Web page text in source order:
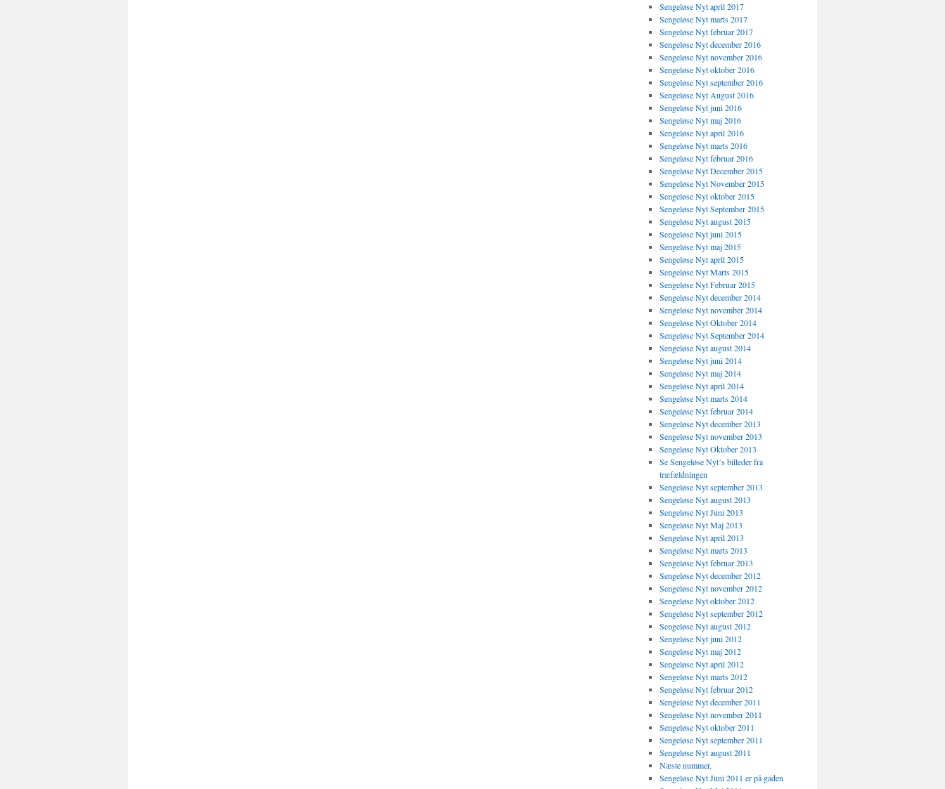
Sengeløse Nyt april 2017
Sengeløse Nyt marts 2017
Sengeløse Nyt februar 2017
Sengeløse Nyt december 2016
Sengeløse Nyt november 2016
Sengeløse Nyt oktober 2016
Sengeløse Nyt september 2016
Sengeløse Nyt August 2016
Sengeløse Nyt juni 2016
Sengeløse Nyt maj 2016
Sengeløse Nyt april 2016
Sengeløse Nyt marts 2016
Sengeløse Nyt februar 2016
Sengeløse Nyt December 2015
Sengeløse Nyt November 2015
Sengeløse Nyt oktober 2015
Sengeløse Nyt September 2015
Sengeløse Nyt august 2015
Sengeløse Nyt juni 2015
Sengeløse Nyt maj 2015
Sengeløse Nyt april 2015
Sengeløse Nyt Marts 2015
Sengeløse Nyt Februar 2015
Sengeløse Nyt december 2014
Sengeløse Nyt november 2014
Sengeløse Nyt Oktober 2014
Sengeløse Nyt September 2014
Sengeløse Nyt august 2014
Sengeløse Nyt juni 2014
Sengeløse Nyt maj 2014
Sengeløse Nyt april 2014
Sengeløse Nyt marts 2014
Sengeløse Nyt februar 2014
Sengeløse Nyt december 2013
Sengeløse Nyt november 2013
Sengeløse Nyt Oktober 2013
Se Sengeløse Nyt´s billeder fra
træfældningen
Sengeløse Nyt september 2013
Sengeløse Nyt august 2013
Sengeløse Nyt Juni 2013
Sengeløse Nyt Maj 2013
Sengeløse Nyt april 2013
Sengeløse Nyt marts 2013
Sengeløse Nyt februar 2013
Sengeløse Nyt december 2012
Sengeløse Nyt november 2012
Sengeløse Nyt oktober 2012
Sengeløse Nyt september 2012
Sengeløse Nyt august 2012
Sengeløse Nyt juni 2012
Sengeløse Nyt maj 2012
Sengeløse Nyt april 2012
Sengeløse Nyt marts 2012
Sengeløse Nyt februar 2012
Sengeløse Nyt december 2011
Sengeløse Nyt november 2011
Sengeløse Nyt oktober 2011
Sengeløse Nyt september 2011
Sengeløse Nyt august 2011
Næste nummer.
Sengeløse Nyt Juni 2011 er på gaden